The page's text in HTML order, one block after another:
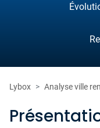
Lybox Analyse ville